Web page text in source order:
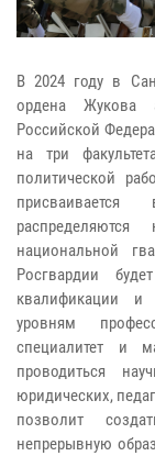
В 2024 году в
ордена Жукова
Российской
на три
политической
национальной
Росгвардии
квалификации и
уровням
специалитет и
проводиться
юридических,
позволит
непрерывную